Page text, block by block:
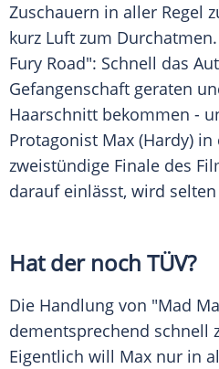
Zuschauern in aller Regel
kurz Luft zum
Fury Road": Schnell das
Gefangenschaft geraten
Haarschnitt bekommen -
Protagonist Max (Hardy) in
zweistündige Finale des
darauf einlässt, wird
Hat der noch TÜV?
Die Handlung von "Mad
dementsprechend schnell
Eigentlich will Max nur in